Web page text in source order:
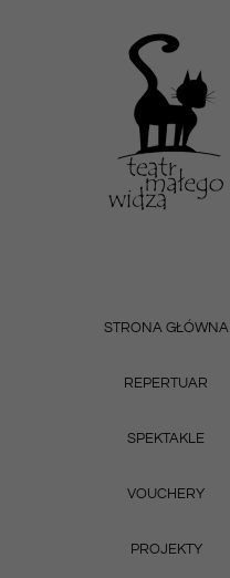
STRONA GŁÓWNA
REPERTUAR
SPEKTAKLE
VOUCHERY
PROJEKTY